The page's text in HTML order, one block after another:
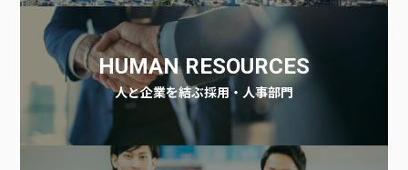
HUMAN RESOURCES
人と企業を結ぶ採用・人事部門